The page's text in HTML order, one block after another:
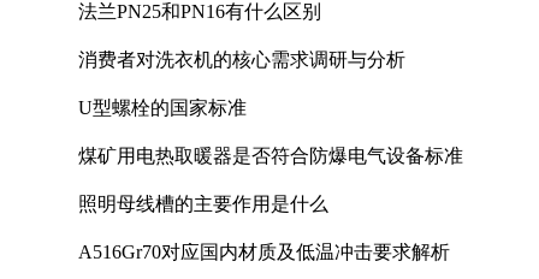
法兰PN25和PN16有什么区别
消费者对洗衣机的核心需求调研与分析
U型螺栓的国家标准
煤矿用电热取暖器是否符合防爆电气设备标准
照明母线槽的主要作用是什么
A516Gr70对应国内材质及低温冲击要求解析